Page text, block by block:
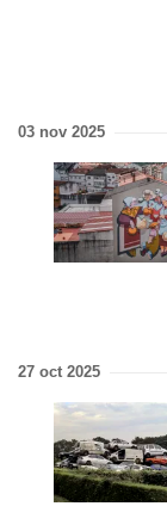
03 nov 2025
27 oct 2025